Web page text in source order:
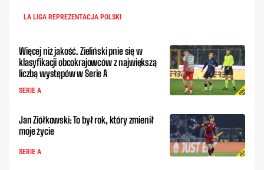
LA LIGA REPREZENTACJA POLSKI
Więcej niż jakość. Zieliński pnie się w
klasyfikacji obcokrajowców z największą
liczbą występów w Serie A
SERIE A
Jan Ziółkowski: To był rok, który zmienił
moje życie
SERIE A